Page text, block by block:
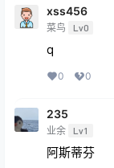
xss456
菜鸟 Lv0
q
0 0
235
业余 Lv1
阿斯蒂芬